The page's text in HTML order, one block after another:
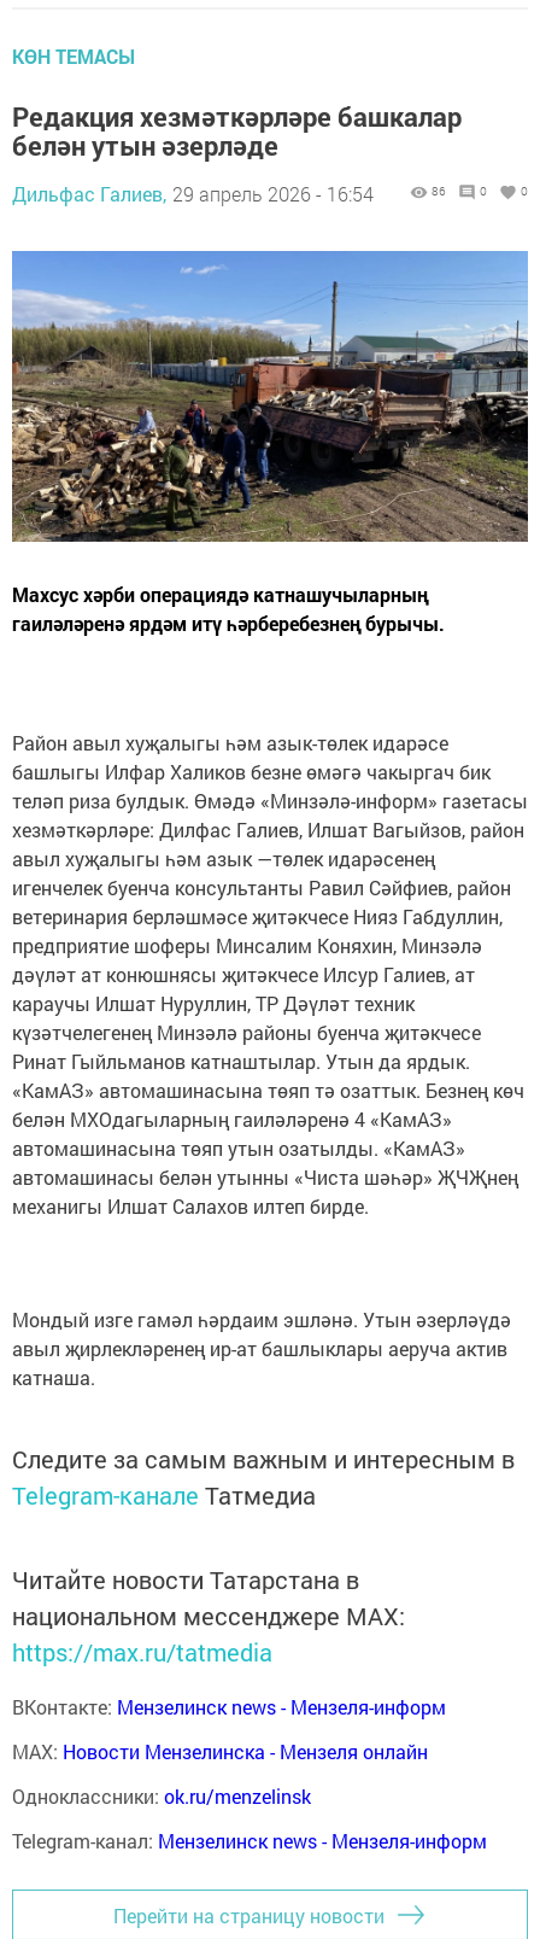
КӨН ТЕМАСЫ
Редакция хезмәткәрләре башкалар
белән утын әзерләде
Дильфас Галиев, 29 апрель 2026 - 16:54 86 0 0
Махсус хәрби операциядә катнашучыларның
гаиләләренә ярдәм итү һәрберебезнең бурычы.
Район авыл хуҗалыгы һәм азык-төлек идарәсе
башлыгы Илфар Халиков безне өмәгә чакыргач бик
теләп риза булдык. Өмәдә «Минзәлә-информ» газетасы
хезмәткәрләре: Дилфас Галиев, Илшат Вагыйзов, район
авыл хуҗалыгы һәм азык —төлек идарәсенең
игенчелек буенча консультанты Равил Сәйфиев, район
ветеринария берләшмәсе җитәкчесе Нияз Габдуллин,
предприятие шоферы Минсалим Коняхин, Минзәлә
дәүләт ат конюшнясы җитәкчесе Илсур Галиев, ат
караучы Илшат Нуруллин, ТР Дәүләт техник
күзәтчелегенең Минзәлә районы буенча җитәкчесе
Ринат Гыйльманов катнаштылар. Утын да ярдык.
«КамАЗ» автомашинасына төяп тә озаттык. Безнең көч
белән МХОдагыларның гаиләләренә 4 «КамАЗ»
автомашинасына төяп утын озатылды. «КамАЗ»
автомашинасы белән утынны «Чиста шәһәр» ҖЧҖнең
механигы Илшат Салахов илтеп бирде.
Мондый изге гамәл һәрдаим эшләнә. Утын әзерләүдә
авыл җирлекләренең ир-ат башлыклары аеруча актив
катнаша.
Следите за самым важным и интересным в
Telegram-канале Татмедиа
Читайте новости Татарстана в
национальном мессенджере MАХ:
https://max.ru/tatmedia
ВКонтакте: Мензелинск news - Мензеля-информ
MAX: Новости Мензелинска - Мензеля онлайн
Одноклассники: ok.ru/menzelinsk
Telegram-канал: Мензелинск news - Мензеля-информ
Перейти на страницу новости